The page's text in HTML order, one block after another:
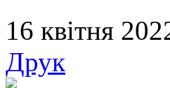
16 квітня
Друк